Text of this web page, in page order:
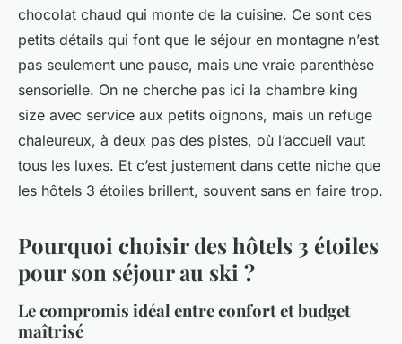
chocolat chaud qui monte de la cuisine. Ce sont ces
petits détails qui font que le séjour en montagne n’est
pas seulement une pause, mais une vraie parenthèse
sensorielle. On ne cherche pas ici la chambre king
size avec service aux petits oignons, mais un refuge
chaleureux, à deux pas des pistes, où l’accueil vaut
tous les luxes. Et c’est justement dans cette niche que
les hôtels 3 étoiles brillent, souvent sans en faire trop.
Pourquoi choisir des hôtels 3 étoiles
pour son séjour au ski ?
Le compromis idéal entre confort et budget
maîtrisé